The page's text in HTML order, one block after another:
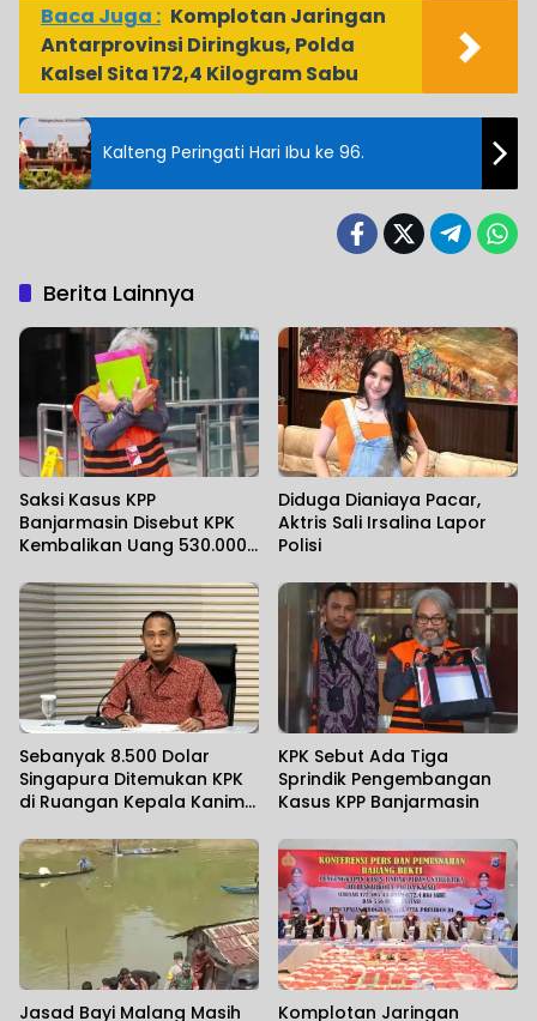
Baca Juga : Komplotan Jaringan
Antarprovinsi Diringkus, Polda
Kalsel Sita 172,4 Kilogram Sabu
Kalteng Peringati Hari Ibu ke 96.
Berita Lainnya
Saksi Kasus KPP
Banjarmasin Disebut KPK
Kembalikan Uang 530.000
Diduga Dianiaya Pacar,
Aktris Sali Irsalina Lapor
Polisi
Sebanyak 8.500 Dolar
Singapura Ditemukan KPK
di Ruangan Kepala Kanim
KPK Sebut Ada Tiga
Sprindik Pengembangan
Kasus KPP Banjarmasin
Jasad Bayi Malang Masih Komplotan Jaringan